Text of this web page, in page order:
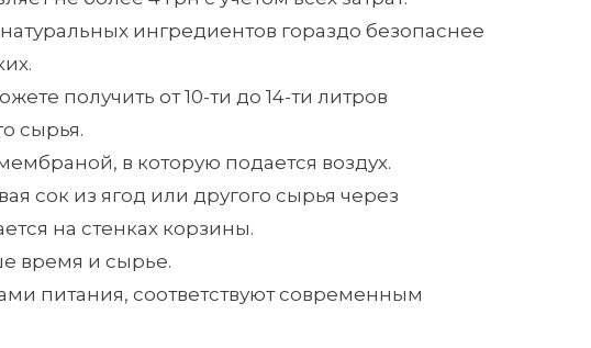
ингредиентов гораздо безопаснее
получить от 10-ти до 14-ти литров
сырья.
в которую подается воздух.
сок из ягод или другого сырья через
на стенках корзины.
время и сырье.
питания, соответствуют современным